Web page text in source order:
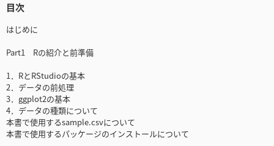
目次
はじめに
Part1 Rの紹介と前準備
1．RとRStudioの基本
2．データの前処理
3．ggplot2の基本
4．データの種類について
本書で使用するsample.csvについて
本書で使用するパッケージのインストールについて